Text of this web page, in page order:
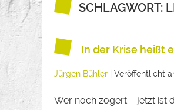
SCHLAGWORT:
In der Krise heißt
Jürgen Bühler Veröffentlicht
Wer noch zögert – jetzt ist